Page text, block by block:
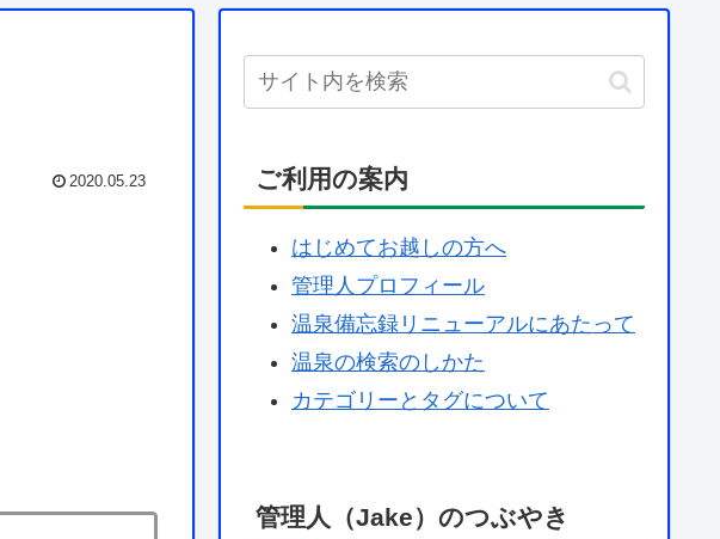
2020.05.23 ご利用の案内
はじめてお越しの方へ
管理人プロフィール
温泉備忘録リニューアルにあたって
温泉の検索のしかた
カテゴリーとタグについて
管理人（Jake）のつぶやき